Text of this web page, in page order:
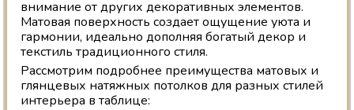
внимание от других декоративных элементов.
Матовая поверхность создает ощущение уюта и
гармонии, идеально дополняя богатый декор и
текстиль традиционного стиля.
Рассмотрим подробнее преимущества матовых и
глянцевых натяжных потолков для разных стилей
интерьера в таблице: